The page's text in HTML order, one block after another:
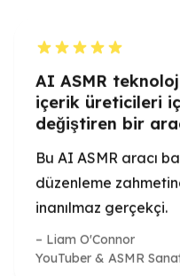
değiştiren bir araç.
Bu AI ASMR aracı
düzenleme
inanılmaz gerçekçi.
YouTuber & ASMR